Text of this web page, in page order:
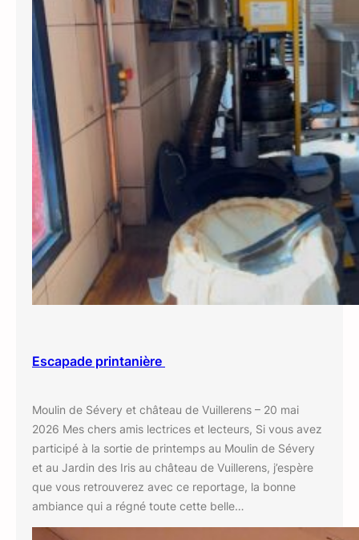
Escapade printanière
Moulin de Sévery et château de Vuillerens – 20 mai
2026 Mes chers amis lectrices et lecteurs, Si vous avez
participé à la sortie de printemps au Moulin de Sévery
et au Jardin des Iris au château de Vuillerens, j’espère
que vous retrouverez avec ce reportage, la bonne
ambiance qui a régné toute cette belle…